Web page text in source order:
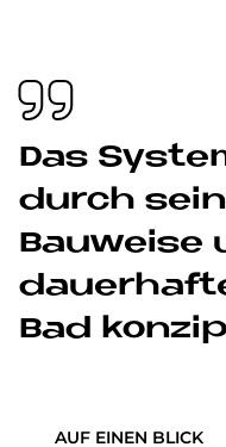
Das
durch
Bau­wei­se
Bad
AUF EINEN BLICK